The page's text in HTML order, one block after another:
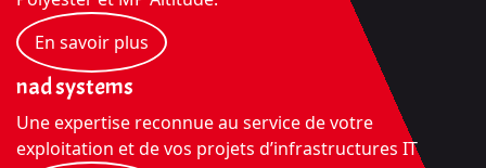
En savoir plus
nad systems
Une expertise reconnue au service de votre
exploitation et de vos projets d’infrastructures IT